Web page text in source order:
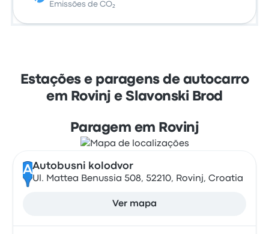
Emissões de CO₂
Estações e paragens de autocarro
em Rovinj e Slavonski Brod
Paragem em Rovinj
AAutobusni kolodvor
Ul. Mattea Benussia 508, 52210, Rovinj, Croatia
Ver mapa